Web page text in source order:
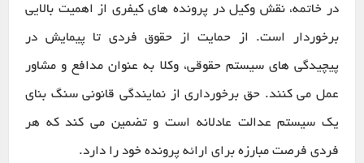
در خاتمه، نقش وکیل در پرونده های کیفری از اهمیت بالایی
برخوردار است. از حمایت از حقوق فردی تا پیمایش در
پیچیدگی های سیستم حقوقی، وکلا به عنوان مدافع و مشاور
عمل می کنند. حق برخورداری از نمایندگی قانونی سنگ بنای
یک سیستم عدالت عادلانه است و تضمین می کند که هر
فردی فرصت مبارزه برای ارائه پرونده خود را دارد.